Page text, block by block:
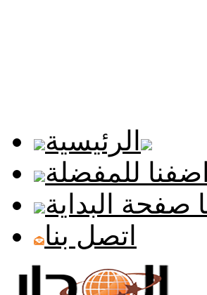
الرئيسية
اضفنا للمفضلة
صفحة البداية
اتصل بنا